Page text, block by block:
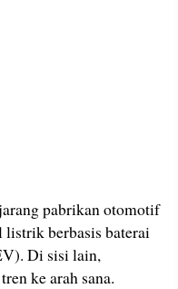
pabrikan otomotif
berbasis baterai
Di sisi lain,
ke arah sana.